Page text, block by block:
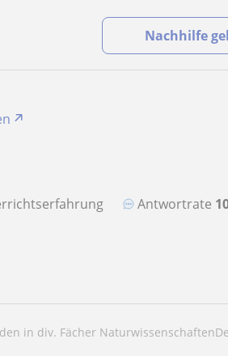
Nachhilfe
Antwortrate
in div. Fächer